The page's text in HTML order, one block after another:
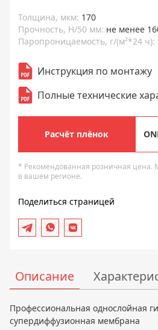
Толщина, мкм: 170
Прочность, Н/50 мм: не менее
Паропроницаемость, г/(м²*24 ч):
Инструкция по монтажу
Полные технические
Расчёт плёнок
* Рекомендованная розничная цена.
в вашем регионе.
Поделиться страницей
Описание
Профессиональная однослойная
супердиффузионная мембрана